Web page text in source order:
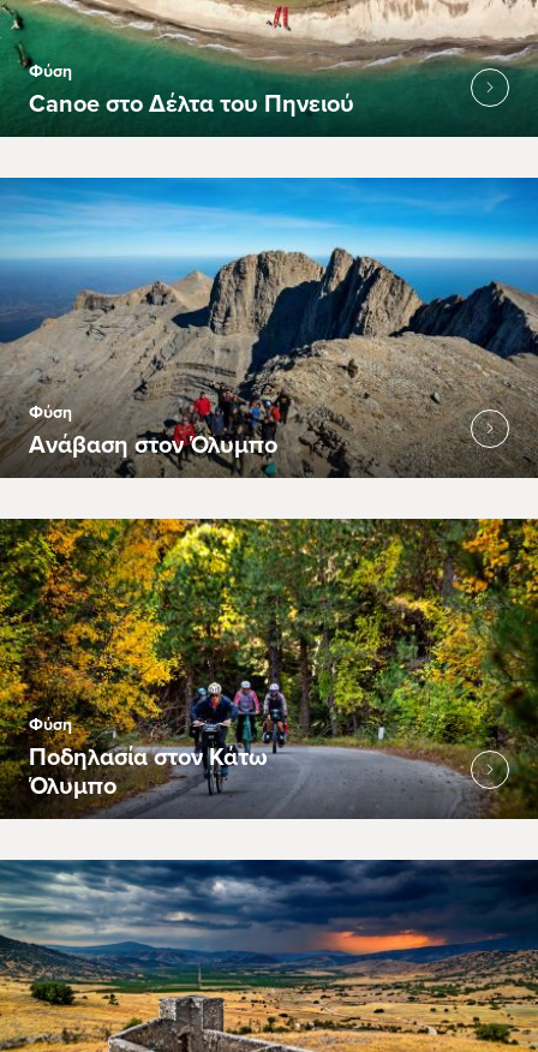
Φύση
Canoe στο Δέλτα του Πηνειού
Φύση
Ανάβαση στον Όλυμπο
Φύση
Ποδηλασία στον Κάτω
Όλυμπο